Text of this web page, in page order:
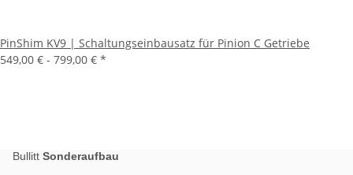
PinShim KV9 | Schaltungseinbausatz für Pinion C Getriebe
549,00 € - 799,00 € *
Bullitt Sonderaufbau